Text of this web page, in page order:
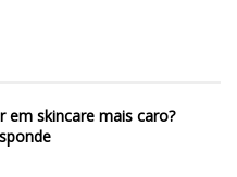
em skincare mais caro?